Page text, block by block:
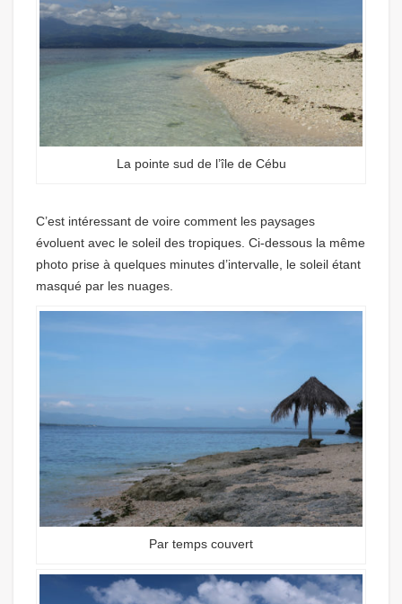
La pointe sud de l’île de Cébu
C’est intéressant de voire comment les paysages
évoluent avec le soleil des tropiques. Ci-dessous la même
photo prise à quelques minutes d’intervalle, le soleil étant
masqué par les nuages.
Par temps couvert